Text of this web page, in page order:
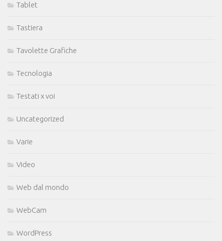
Tablet
Tastiera
Tavolette Grafiche
Tecnologia
Testati x voi
Uncategorized
Varie
Video
Web dal mondo
WebCam
WordPress